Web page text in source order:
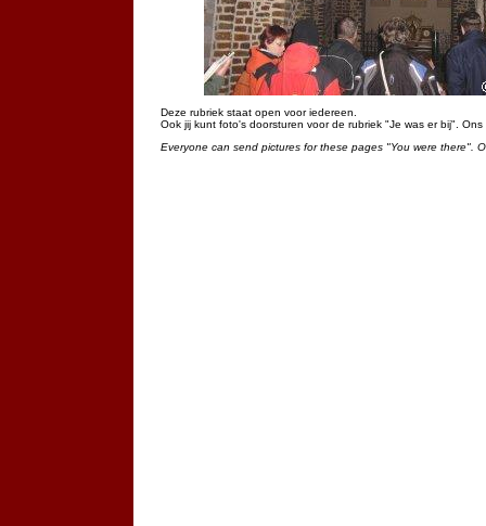
Deze rubriek staat open voor iedereen.
Ook jij kunt foto's doorsturen voor de rubriek "Je was er bij".
Everyone can send pictures for these pages "You were there".